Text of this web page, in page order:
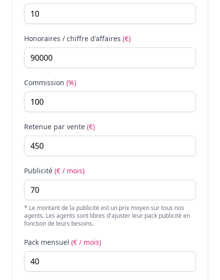
Honoraires / chiffre d'affaires (€)
Commission (%)
Retenue par vente (€)
Publicité (€ / mois)
* Le montant de la publicité est un prix moyen sur tous nos
agents. Les agents sont libres d'ajuster leur pack publicité en
fonction de leurs besoins.
Pack mensuel (€ / mois)